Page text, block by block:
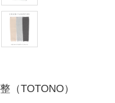
整（TOTONO）